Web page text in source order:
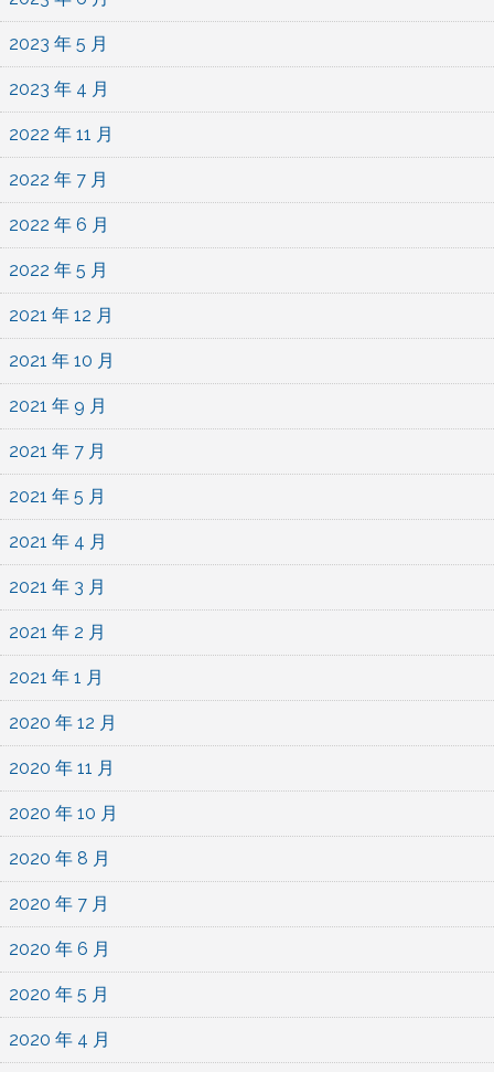
2023 年 5 月
2023 年 4 月
2022 年 11 月
2022 年 7 月
2022 年 6 月
2022 年 5 月
2021 年 12 月
2021 年 10 月
2021 年 9 月
2021 年 7 月
2021 年 5 月
2021 年 4 月
2021 年 3 月
2021 年 2 月
2021 年 1 月
2020 年 12 月
2020 年 11 月
2020 年 10 月
2020 年 8 月
2020 年 7 月
2020 年 6 月
2020 年 5 月
2020 年 4 月